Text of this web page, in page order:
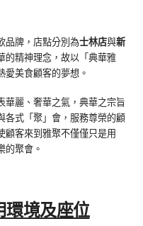
品牌，店點分別為士林店與新
的精神理念，故以「典華雅
美食顧客的夢想。
華麗、奢華之氣，典華之宗旨
各式「聚」會，服務尊榮的顧
顧客來到雅聚不僅僅只是用
的聚會。
環境及座位